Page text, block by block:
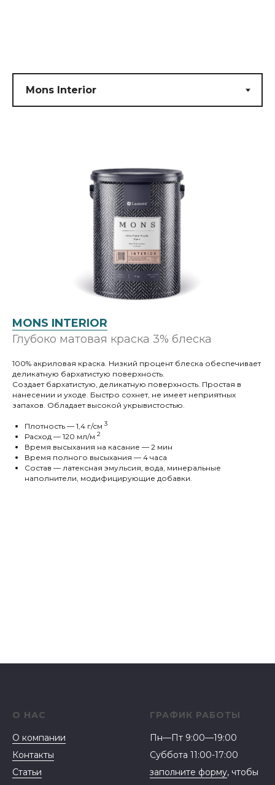
MONS INTERIOR
Глубоко матовая краска 3% блеска
100% акриловая краска. Низкий процент блеска обеспечивает
деликатную бархатистую поверхность.
Создает бархатистую, деликатную поверхность. Простая в
нанесении и уходе. Быстро сохнет, не имеет неприятных
запахов. Обладает высокой укрывистостью.
Плотность — 1,4 г/cм 3
Расход — 120 мл/м 2
Время высыхания на касание — 2 мин
Время полного высыхания — 4 часа
Состав — латексная эмульсия, вода, минеральные
наполнители, модифицирующие добавки.
О НАС
О компании
Контакты
Статьи
ГРАФИК РАБОТЫ
Пн—Пт 9:00—19:00
Суббота 11:00-17:00
заполните форму, чтобы